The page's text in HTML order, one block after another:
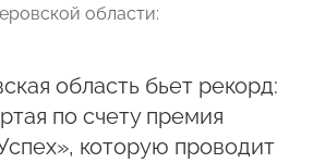
области:
область бьет рекорд:
по счету премия
которую проводит